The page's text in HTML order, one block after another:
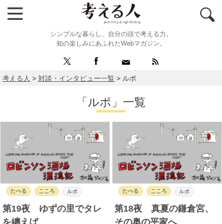
シンプルな暮らし、自分の頭で考える力。
知の楽しみにあふれたWebマガジン。
考える人 > 対談・インタビュー一覧 > ルポ
「ルポ」一覧
たべる こころ ルポ
第19夜 ゆずの里でタレ
を纏えば
たべる こころ ルポ
第18夜 真夏の鎌倉宮、
その奥の平家へ